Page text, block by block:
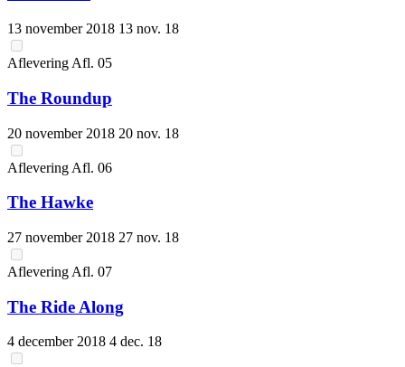
13 november 2018 13 nov. 18
Aflevering Afl. 05
The Roundup
20 november 2018 20 nov. 18
Aflevering Afl. 06
The Hawke
27 november 2018 27 nov. 18
Aflevering Afl. 07
The Ride Along
4 december 2018 4 dec. 18